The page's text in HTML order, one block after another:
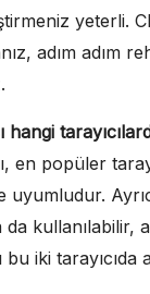
yeterli.
adım adım
hangi
en popüler
uyumludur.
da kullanılabilir,
iki tarayıcıda